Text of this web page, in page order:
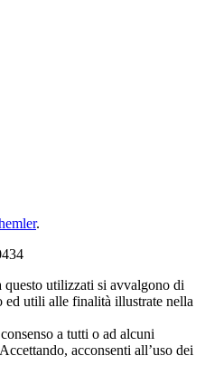
.
utilizzati si avvalgono di
ed utili alle finalità illustrate nella
a tutti o ad alcuni
acconsenti all’uso dei